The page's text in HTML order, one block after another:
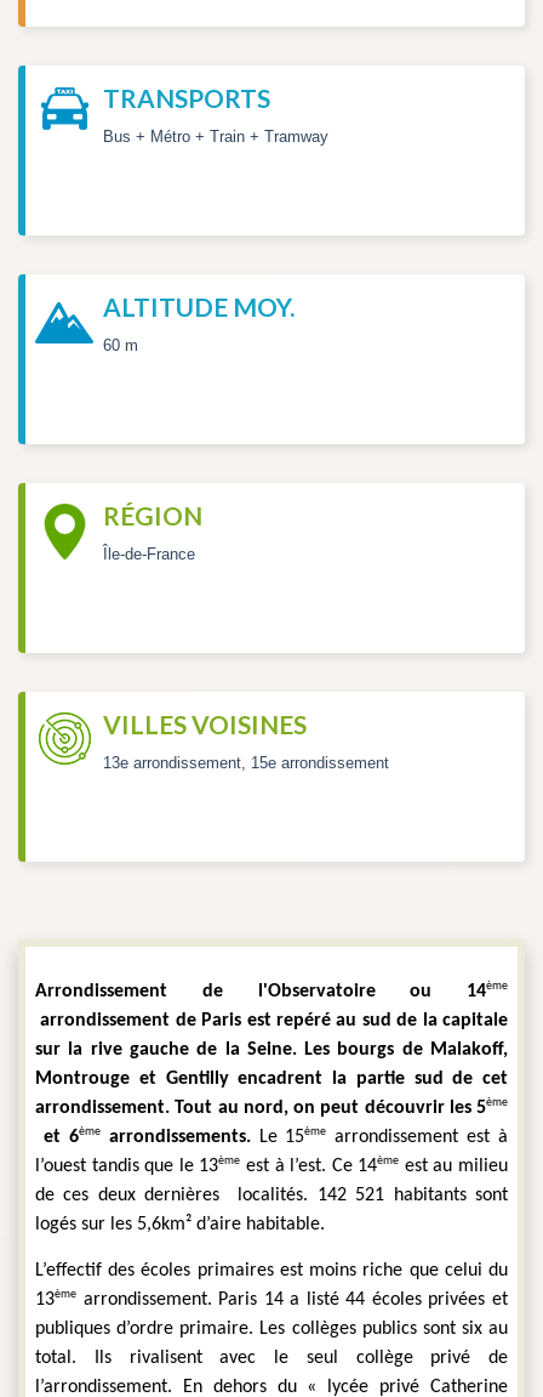
TRANSPORTS
Bus + Métro + Train + Tramway
ALTITUDE MOY.
60 m
RÉGION
Île-de-France
VILLES VOISINES
13e arrondissement, 15e arrondissement
Arrondissement de l'Observatoire ou 14ème
arrondissement de Paris est repéré au sud de la capitale
sur la rive gauche de la Seine. Les bourgs de Malakoff,
Montrouge et Gentilly encadrent la partie sud de cet
arrondissement. Tout au nord, on peut découvrir les 5ème
et 6ème arrondissements. Le 15ème
arrondissement est à
l’ouest tandis que le 13ème est à l’est. Ce 14ème est au milieu
de ces deux dernières  localités. 142 521 habitants sont
logés sur les 5,6km² d’aire habitable.
L’effectif des écoles primaires est moins riche que celui du
13ème
arrondissement. Paris 14 a listé 44 écoles privées et
publiques d’ordre primaire. Les collèges publics sont six au
total. Ils rivalisent avec le seul collège privé de
l’arrondissement. En dehors du « lycée privé Catherine